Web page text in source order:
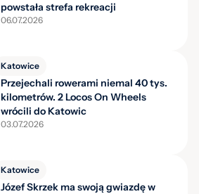
powstała strefa rekreacji
06.07.2026
Katowice
Przejechali rowerami niemal 40 tys.
kilometrów. 2 Locos On Wheels
wrócili do Katowic
03.07.2026
Katowice
Józef Skrzek ma swoją gwiazdę w